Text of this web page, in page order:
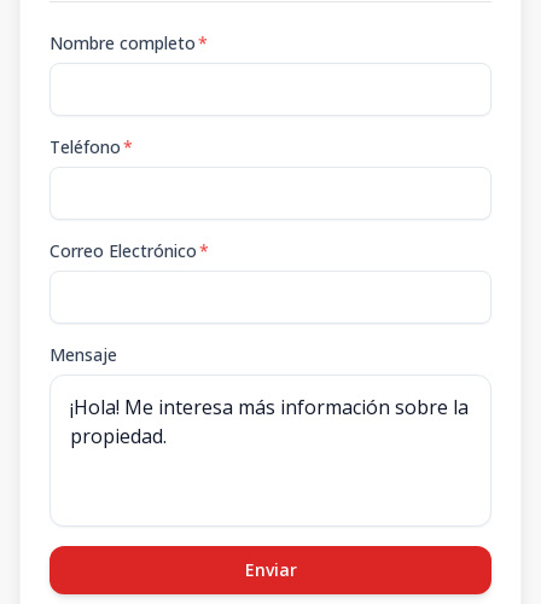
Nombre completo*
Teléfono*
Correo Electrónico*
Mensaje
Enviar